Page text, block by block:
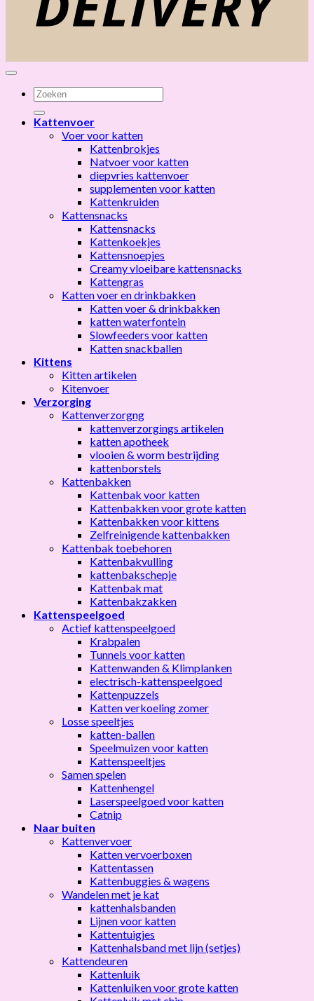
Zoeken
naar:
Kattenvoer
Voer voor katten
Kattenbrokjes
Natvoer voor katten
diepvries kattenvoer
supplementen voor katten
Kattenkruiden
Kattensnacks
Kattensnacks
Kattenkoekjes
Kattensnoepjes
Creamy vloeibare kattensnacks
Kattengras
Katten voer en drinkbakken
Katten voer & drinkbakken
katten waterfontein
Slowfeeders voor katten
Katten snackballen
Kittens
Kitten artikelen
Kitenvoer
Verzorging
Kattenverzorgng
kattenverzorgings artikelen
katten apotheek
vlooien & worm bestrijding
kattenborstels
Kattenbakken
Kattenbak voor katten
Kattenbakken voor grote katten
Kattenbakken voor kittens
Zelfreinigende kattenbakken
Kattenbak toebehoren
Kattenbakvulling
kattenbakschepje
Kattenbak mat
Kattenbakzakken
Kattenspeelgoed
Actief kattenspeelgoed
Krabpalen
Tunnels voor katten
Kattenwanden & Klimplanken
electrisch-kattenspeelgoed
Kattenpuzzels
Katten verkoeling zomer
Losse speeltjes
katten-ballen
Speelmuizen voor katten
Kattenspeeltjes
Samen spelen
Kattenhengel
Laserspeelgoed voor katten
Catnip
Naar buiten
Kattenvervoer
Katten vervoerboxen
Kattentassen
Kattenbuggies & wagens
Wandelen met je kat
kattenhalsbanden
Lijnen voor katten
Kattentuigjes
Kattenhalsband met lijn (setjes)
Kattendeuren
Kattenluik
Kattenluiken voor grote katten